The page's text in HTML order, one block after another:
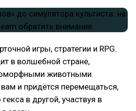
игры, стратегии и RPG.
в волшебной стране,
животными.
и придётся перемещаться,
в другой, участвуя в